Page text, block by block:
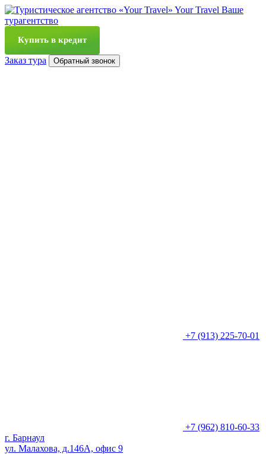
Your Travel Ваше
турагентство
Купить в кредит
Заказ тура Обратный звонок
+7 (913) 225-70-01
+7 (962) 810-60-33
г. Барнаул
ул. Малахова, д.146А, офис 9